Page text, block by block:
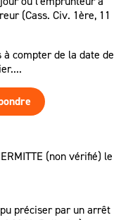
(Cass. Civ. 1ère, 11
à compter de la date de
(non vérifié) le
préciser par un arrêt